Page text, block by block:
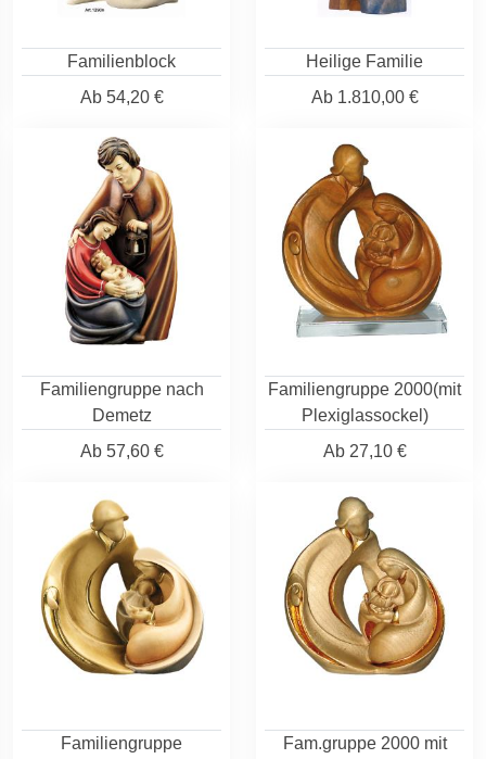
Familienblock
Ab54,20 €
Heilige Familie
Ab1.810,00 €
Familiengruppe nach
Demetz
Ab57,60 €
Familiengruppe 2000(mit
Plexiglassockel)
Ab27,10 €
Familiengruppe
Fam.gruppe 2000 mit